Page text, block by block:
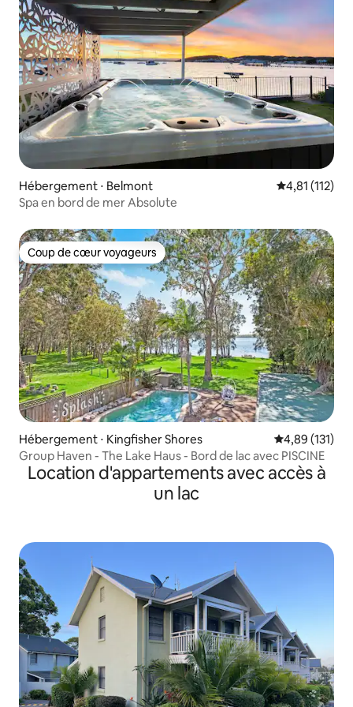
Hébergement ⋅ Belmont Évaluation
4,81 (112)
Spa en bord de mer Absolute
Coup de cœur voyageurs
Coup de cœur voyageurs
Hébergement ⋅ Kingfisher Shores Évaluation
4,89 (131)
Group Haven - The Lake Haus - Bord de lac avec PISCINE
Location d'appartements avec accès à
un lac